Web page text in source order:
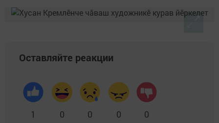
Оставляйте реакции
1 0 0 0 0